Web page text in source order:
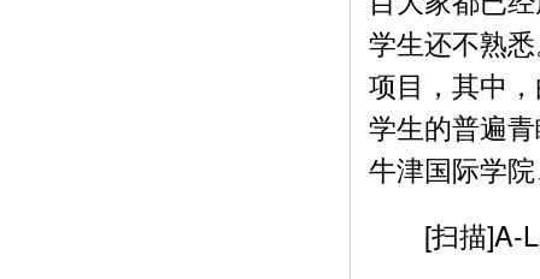
学生还不熟
项目，其中
学生的普遍
牛津国际学
[扫描]A-